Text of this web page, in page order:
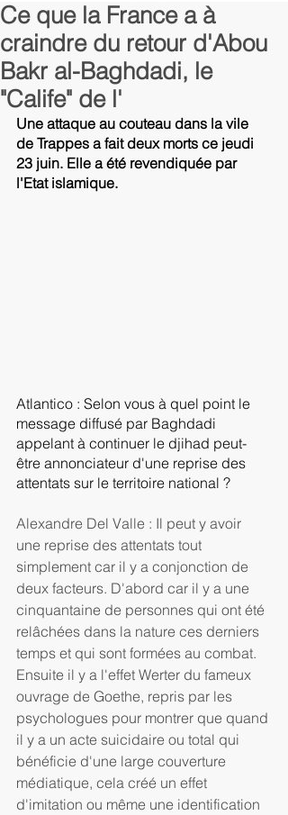
Ce que la France a à
craindre du retour d'Abou
Bakr al-Baghdadi, le
"Calife" de l'
Une attaque au couteau dans la vile
de Trappes a fait deux morts ce jeudi
23 juin. Elle a été revendiquée par
l'Etat islamique.
Atlantico : Selon vous à quel point le
message diffusé par Baghdadi
appelant à continuer le djihad peut-
être annonciateur d'une reprise des
attentats sur le territoire national ?
Alexandre Del Valle : Il peut y avoir
une reprise des attentats tout
simplement car il y a conjonction de
deux facteurs. D'abord car il y a une
cinquantaine de personnes qui ont été
relâchées dans la nature ces derniers
temps et qui sont formées au combat.
Ensuite il y a l'effet Werter du fameux
ouvrage de Goethe, repris par les
psychologues pour montrer que quand
il y a un acte suicidaire ou total qui
bénéficie d'une large couverture
médiatique, cela créé un effet
d'imitation ou même une identification